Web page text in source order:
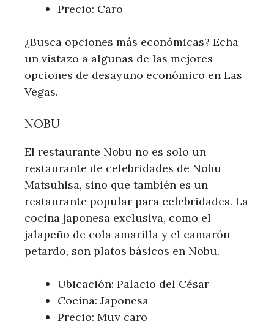
Precio: Caro
¿Busca opciones más económicas? Echa
un vistazo a algunas de las mejores
opciones de desayuno económico en Las
Vegas.
NOBU
El restaurante Nobu no es solo un
restaurante de celebridades de Nobu
Matsuhisa, sino que también es un
restaurante popular para celebridades. La
cocina japonesa exclusiva, como el
jalapeño de cola amarilla y el camarón
petardo, son platos básicos en Nobu.
Ubicación: Palacio del César
Cocina: Japonesa
Precio: Muy caro